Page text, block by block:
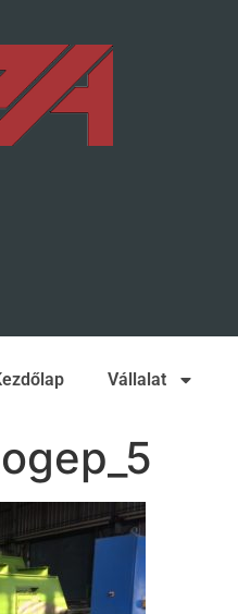
Vállalat